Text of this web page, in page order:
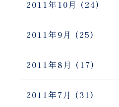
2011年10月 (24)
2011年9月 (25)
2011年8月 (17)
2011年7月 (31)